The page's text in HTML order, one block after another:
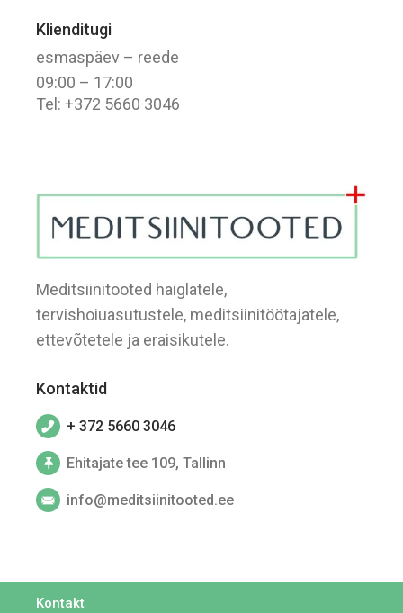
Meditsiinitooted haiglatele,
tervishoiuasutustele, meditsiinitöötajatele,
ettevõtetele ja eraisikutele.
Kontaktid
+ 372 5660 3046
Ehitajate tee 109, Tallinn
info@meditsiinitooted.ee
Klienditugi
esmaspäev – reede
09:00 – 17:00
Tel: +372 5660 3046
Kontakt